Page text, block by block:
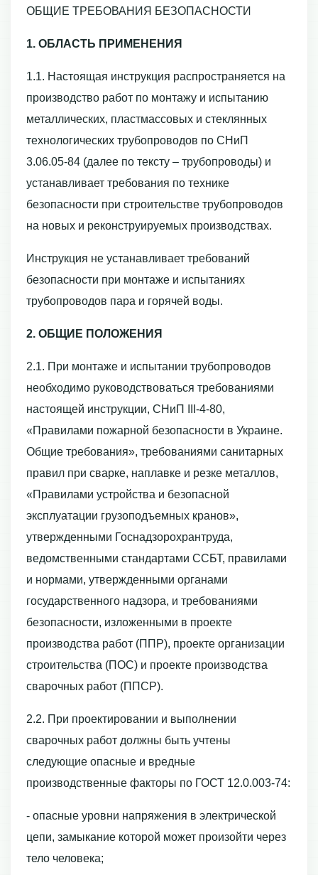
ОБЩИЕ ТРЕБОВАНИЯ БЕЗОПАСНОСТИ
1. ОБЛАСТЬ ПРИМЕНЕНИЯ
1.1. Настоящая инструкция распространяется на
производство работ по монтажу и испытанию
металлических, пластмассовых и стеклянных
технологических трубопроводов по СНиП
3.06.05-84 (далее по тексту – трубопроводы) и
устанавливает требования по технике
безопасности при строительстве трубопроводов
на новых и реконструируемых производствах.
Инструкция не устанавливает требований
безопасности при монтаже и испытаниях
трубопроводов пара и горячей воды.
2. ОБЩИЕ ПОЛОЖЕНИЯ
2.1. При монтаже и испытании трубопроводов
необходимо руководствоваться требованиями
настоящей инструкции, СНиП ІІІ-4-80,
«Правилами пожарной безопасности в Украине.
Общие требования», требованиями санитарных
правил при сварке, наплавке и резке металлов,
«Правилами устройства и безопасной
эксплуатации грузоподъемных кранов»,
утвержденными Госнадзорохрантруда,
ведомственными стандартами ССБТ, правилами
и нормами, утвержденными органами
государственного надзора, и требованиями
безопасности, изложенными в проекте
производства работ (ППР), проекте организации
строительства (ПОС) и проекте производства
сварочных работ (ППСР).
2.2. При проектировании и выполнении
сварочных работ должны быть учтены
следующие опасные и вредные
производственные факторы по ГОСТ 12.0.003-74:
- опасные уровни напряжения в электрической
цепи, замыкание которой может произойти через
тело человека;